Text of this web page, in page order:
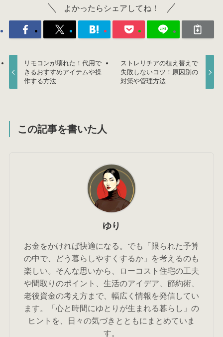
よかったらシェアしてね！
リモコンが壊れた！代用で
きるおすすめアイテムや操
作する方法
ストレリチアの植え替えで
失敗しないコツ！原因別の
対策や管理方法
この記事を書いた人
ゆり
お金をかければ快適になる。でも「限られた予算
の中で、どう暮らしやすくするか」を考えるのも
楽しい。そんな思いから、ローコスト住宅の工夫
や間取りのポイント、生活のアイデア、節約術、
老後資金の考え方まで、幅広く情報を発信してい
ます。「心と時間にゆとりが生まれる暮らし」の
ヒントを、日々の気づきとともにまとめていま
す。